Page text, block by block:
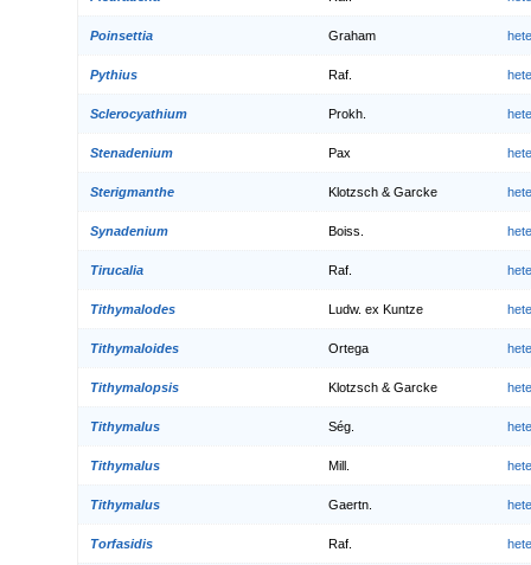
Poinsettia Graham
Pythius Raf.
Sclerocyathium Prokh.
Stenadenium Pax
Sterigmanthe Klotzsch & Garcke
Synadenium Boiss.
Tirucalia Raf.
Tithymalodes Ludw. ex Kuntze
Tithymaloides Ortega
Tithymalopsis Klotzsch & Garcke
Tithymalus Ség.
Tithymalus Mill.
Tithymalus Gaertn.
Torfasidis Raf.